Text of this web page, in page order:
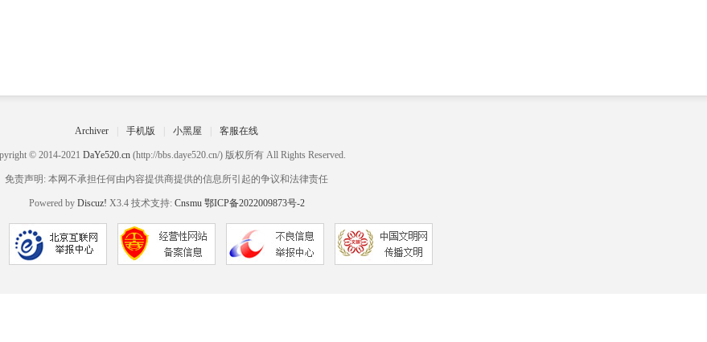
Archiver 手机版 小黑屋 客服在线
© 2014-2021 DaYe520.cn(http://bbs.daye520.cn/) 版权所有 All Rights Reserved.
免责声明: 本网不承担任何由内容提供商提供的信息所引起的争议和法律责任
Powered by Discuz! X3.4 技术支持: Cnsmu 鄂ICP备2022009873号-2